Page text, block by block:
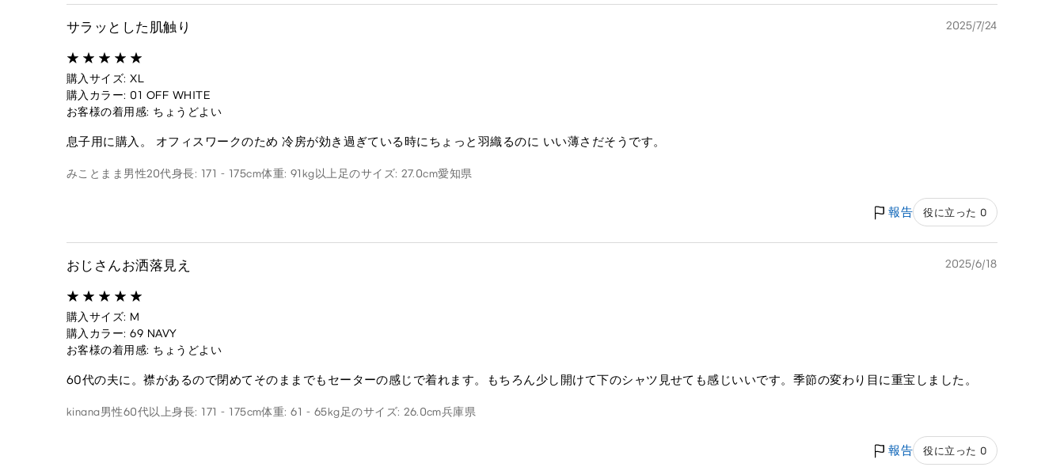
サラッとした肌触り 2025/7/24
購入サイズ: XL
購入カラー: 01 OFF WHITE
お客様の着用感: ちょうどよい
息子用に購入。 オフィスワークのため 冷房が効き過ぎている時にちょっと羽織るのに いい薄さだそうです。
みことまま 男性20代身長: 171 - 175cm体重: 91kg以上足のサイズ: 27.0cm愛知県
報告 役に立った 0
おじさんお洒落見え 2025/6/18
購入サイズ: M
購入カラー: 69 NAVY
お客様の着用感: ちょうどよい
60代の夫に。襟があるので閉めてそのままでもセーターの感じで着れます。もちろん少し開けて下のシャツ見せても感じいいです。季節の変わり目に重宝しました。
kinana男性60代以上身長: 171 - 175cm体重: 61 - 65kg足のサイズ: 26.0cm兵庫県
報告 役に立った 0